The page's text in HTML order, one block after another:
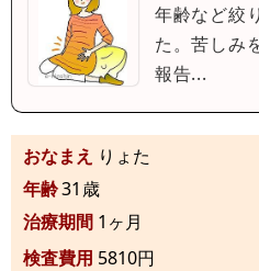
年齢など絞
た。苦しみ
報告...
おなまえ りょた
年齢31歳
治療期間 1ヶ月
検査費用 5810円